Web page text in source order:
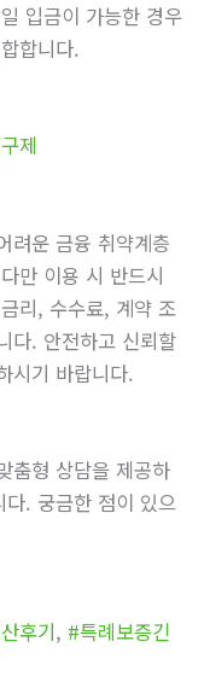
입금이 가능한 경우
합니다.
제
려운 금융 취약계층
만 이용 시 반드시
리, 수수료, 계약 조
다. 안전하고 신뢰할
시기 바랍니다.
춤형 상담을 제공하
다. 궁금한 점이 있으
후기, #특례보증긴